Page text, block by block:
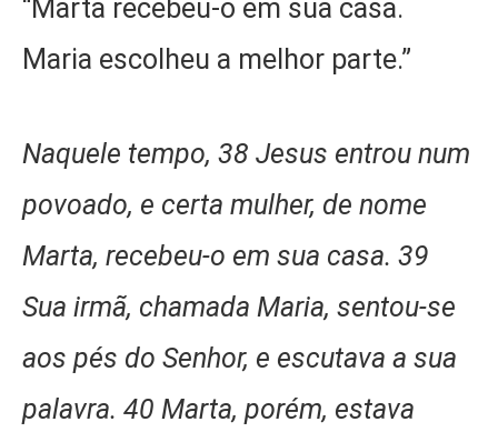
“Marta recebeu-o em sua casa.
Maria escolheu a melhor parte.”
Naquele tempo, 38 Jesus entrou num
povoado, e certa mulher, de nome
Marta, recebeu-o em sua casa. 39
Sua irmã, chamada Maria, sentou-se
aos pés do Senhor, e escutava a sua
palavra. 40 Marta, porém, estava